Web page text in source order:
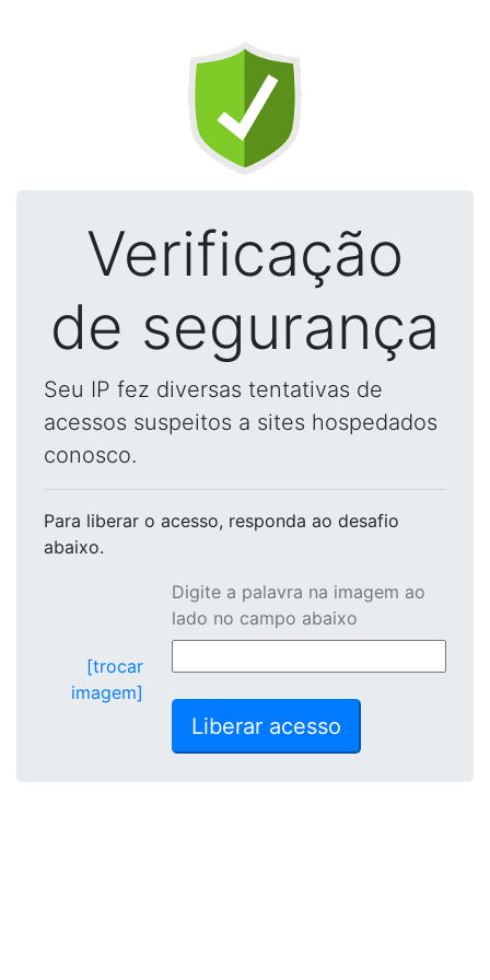
Verificação
de segurança
Seu IP fez diversas tentativas de
acessos suspeitos a sites hospedados
conosco.
Para liberar o acesso, responda ao desafio
abaixo.
[trocar
imagem]
Digite a palavra na imagem ao
lado no campo abaixo